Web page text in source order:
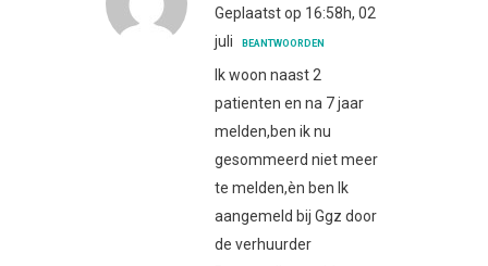
Geplaatst op 16:58h, 02
juli
BEANTWOORDEN
Ik woon naast 2
patienten en na 7 jaar
melden,ben ik nu
gesommeerd niet meer
te melden,èn ben Ik
aangemeld bij Ggz door
de verhuurder